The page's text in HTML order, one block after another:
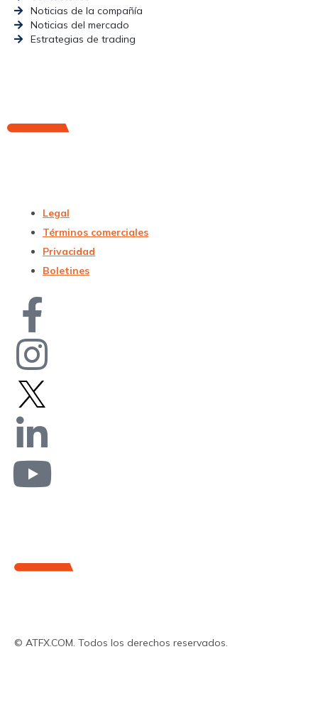
Noticias de la compañía
Noticias del mercado
Estrategias de trading
Legal
Términos comerciales
Privacidad
Boletines
© ATFX.COM. Todos los derechos reservados.